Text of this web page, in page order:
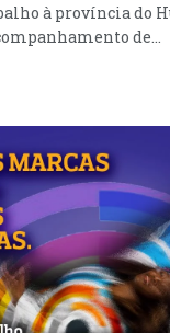
Lufuankenda
à província do
de...